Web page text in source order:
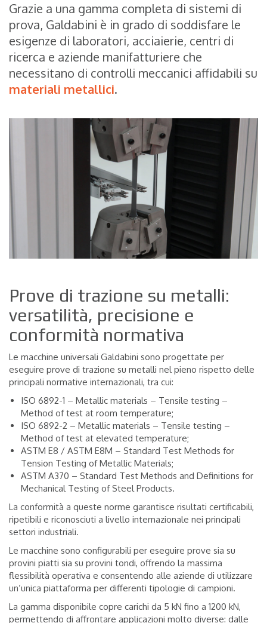
Grazie a una gamma completa di sistemi di
prova, Galdabini è in grado di soddisfare le
esigenze di laboratori, acciaierie, centri di
ricerca e aziende manifatturiere che
necessitano di controlli meccanici affidabili su
materiali metallici.
Prove di trazione su metalli:
versatilità, precisione e
conformità normativa
Le macchine universali Galdabini sono progettate per
eseguire prove di trazione su metalli nel pieno rispetto delle
principali normative internazionali, tra cui:
ISO 6892-1 – Metallic materials – Tensile testing –
Method of test at room temperature;
ISO 6892-2 – Metallic materials – Tensile testing –
Method of test at elevated temperature;
ASTM E8 / ASTM E8M – Standard Test Methods for
Tension Testing of Metallic Materials;
ASTM A370 – Standard Test Methods and Definitions for
Mechanical Testing of Steel Products.
La conformità a queste norme garantisce risultati certificabili,
ripetibili e riconosciuti a livello internazionale nei principali
settori industriali.
Le macchine sono configurabili per eseguire prove sia su
provini piatti sia su provini tondi, offrendo la massima
flessibilità operativa e consentendo alle aziende di utilizzare
un’unica piattaforma per differenti tipologie di campioni.
La gamma disponibile copre carichi da 5 kN fino a 1200 kN,
permettendo di affrontare applicazioni molto diverse: dalle